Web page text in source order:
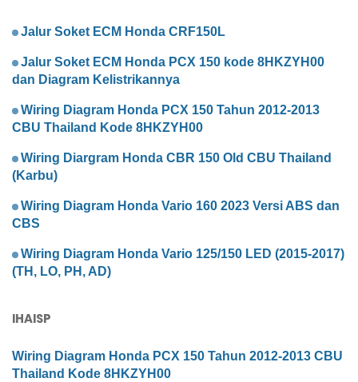
Jalur Soket ECM Honda CRF150L
Jalur Soket ECM Honda PCX 150 kode 8HKZYH00
dan Diagram Kelistrikannya
Wiring Diagram Honda PCX 150 Tahun 2012-2013
CBU Thailand Kode 8HKZYH00
Wiring Diargram Honda CBR 150 Old CBU Thailand
(Karbu)
Wiring Diagram Honda Vario 160 2023 Versi ABS dan
CBS
Wiring Diagram Honda Vario 125/150 LED (2015-2017)
(TH, LO, PH, AD)
IHAISP
Wiring Diagram Honda PCX 150 Tahun 2012-2013 CBU
Thailand Kode 8HKZYH00